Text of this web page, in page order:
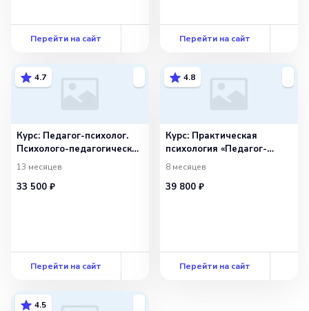
Перейти на сайт Перейти на сайт
4.7
Курс: Педагог-психолог.
Психолого-педагогическое
сопровождение
образовательного
процесса в условиях
13 месяцев
33 500 ₽
Перейти на сайт
4.8
Курс: Практическая
психология «Педагог-
психолог»
8 месяцев
39 800 ₽
Перейти на сайт
4.5